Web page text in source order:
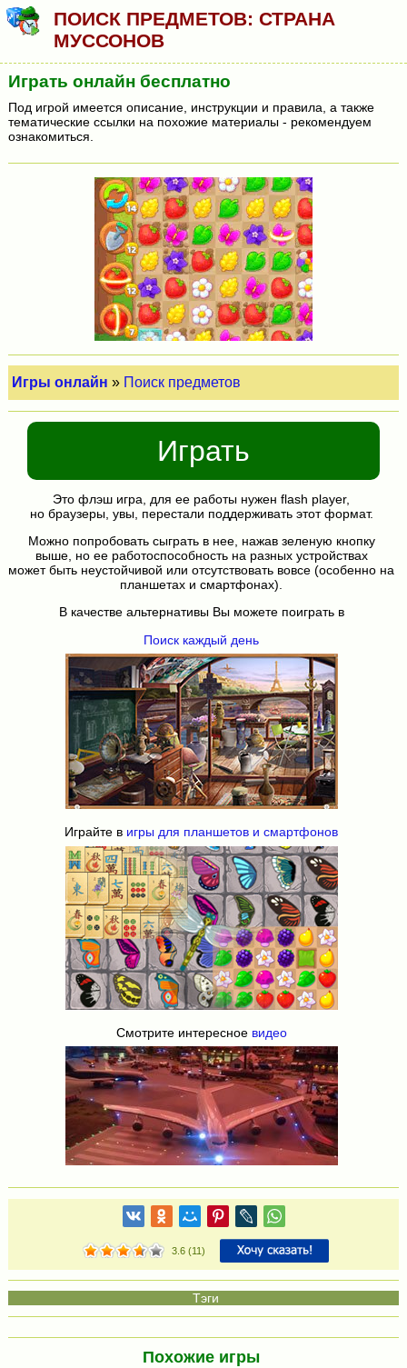
ПОИСК ПРЕДМЕТОВ: СТРАНА
МУССОНОВ
Играть онлайн бесплатно
Под игрой имеется описание, инструкции и правила, а также
тематические ссылки на похожие материалы - рекомендуем
ознакомиться.
Игры онлайн » Поиск предметов
Играть
Это флэш игра, для ее работы нужен flash player,
но браузеры, увы, перестали поддерживать этот формат.
Можно попробовать сыграть в нее, нажав зеленую кнопку
выше, но ее работоспособность на разных устройствах
может быть неустойчивой или отсутствовать вовсе (особенно на
планшетах и смартфонах).
В качестве альтернативы Вы можете поиграть в
Поиск каждый день
Играйте в игры для планшетов и смартфонов
Смотрите интересное видео
3.6 (11)
Похожие игры